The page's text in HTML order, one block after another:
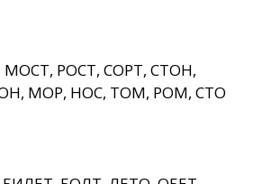
РОСТ, СОРТ, СТОН,
МОР, НОС, ТОМ, РОМ, СТО